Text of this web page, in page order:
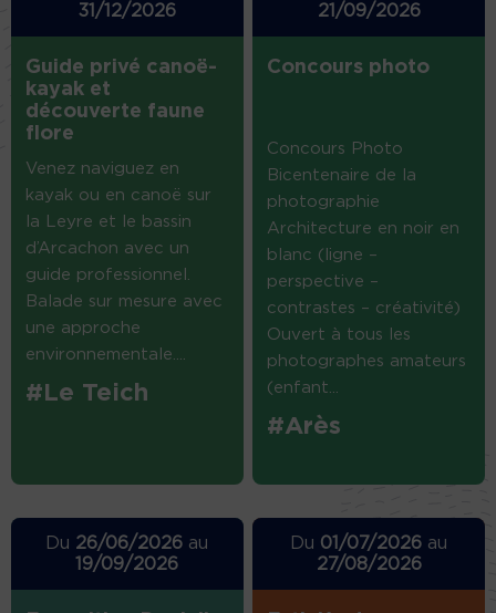
31/12/2026
Guide privé canoë-
kayak et
découverte faune
flore
Venez naviguez en
kayak ou en canoë sur
la Leyre et le bassin
d’Arcachon avec un
guide professionnel.
Balade sur mesure avec
une approche
environnementale....
#Le Teich
21/09/2026
Concours photo
Concours Photo
Bicentenaire de la
photographie
Architecture en noir en
blanc (ligne –
perspective –
contrastes – créativité)
Ouvert à tous les
photographes amateurs
(enfant...
#Arès
Du 26/06/2026 au
19/09/2026
Du 01/07/2026 au
27/08/2026